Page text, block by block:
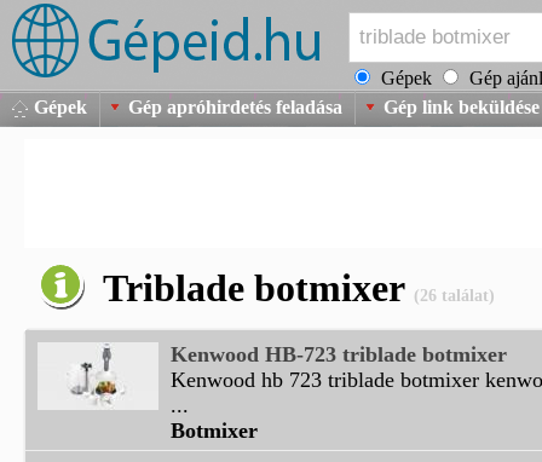
Gépek
Gép
Gépek
Gép apróhirdetés feladása Gép link beküldése
Triblade botmixer (26 találat)
Kenwood HB-723 triblade botmixer
Kenwood hb 723 triblade botmixer
...
Botmixer